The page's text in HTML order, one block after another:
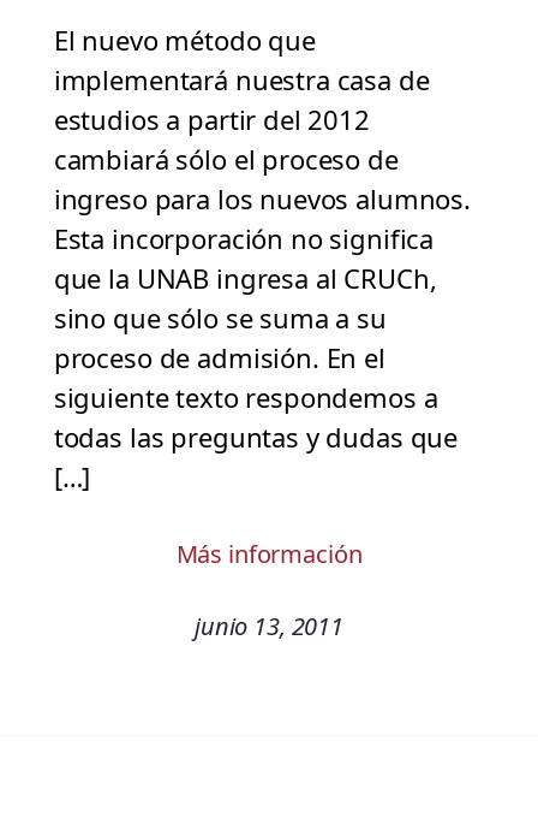
El nuevo método que
implementará nuestra casa de
estudios a partir del 2012
cambiará sólo el proceso de
ingreso para los nuevos alumnos.
Esta incorporación no significa
que la UNAB ingresa al CRUCh,
sino que sólo se suma a su
proceso de admisión. En el
siguiente texto respondemos a
todas las preguntas y dudas que
[…]
Más información
junio 13, 2011